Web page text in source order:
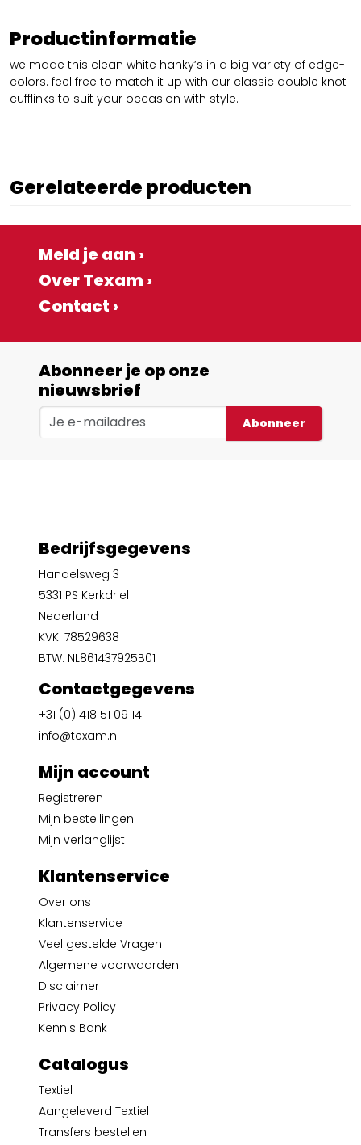
Productinformatie
we made this clean white hanky’s in a big variety of edge-
colors. feel free to match it up with our classic double knot
cufflinks to suit your occasion with style.
Gerelateerde producten
Meld je aan ›
Over Texam ›
Contact ›
Abonneer je op onze
nieuwsbrief
Abonneer
Bedrijfsgegevens
Handelsweg 3
5331 PS Kerkdriel
Nederland
KVK: 78529638
BTW: NL861437925B01
Contactgegevens
+31 (0) 418 51 09 14
info@texam.nl
Mijn account
Registreren
Mijn bestellingen
Mijn verlanglijst
Klantenservice
Over ons
Klantenservice
Veel gestelde Vragen
Algemene voorwaarden
Disclaimer
Privacy Policy
Kennis Bank
Catalogus
Textiel
Aangeleverd Textiel
Transfers bestellen